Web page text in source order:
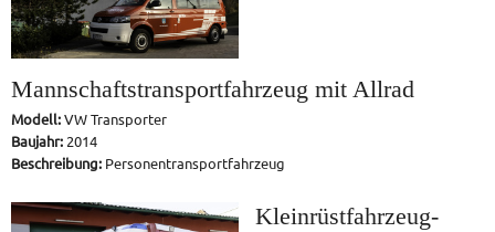
Mannschaftstransportfahrzeug mit Allrad
Modell: VW Transporter
Baujahr: 2014
Beschreibung: Personentransportfahrzeug
Kleinrüstfahrzeug-